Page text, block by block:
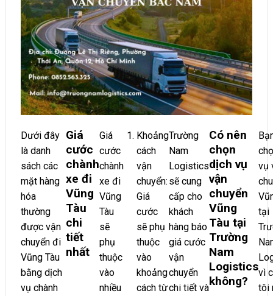
Dưới đây
là danh
sách các
mặt hàng
hóa
thường
được vận
chuyển đi
Vũng Tàu
bằng dịch
vụ chành
Giá
cước
chành
xe đi
Vũng
Tàu
chi
tiết
nhất
Giá
cước
chành
xe đi
Vũng
Tàu
sẽ
phụ
thuộc
vào
nhiều
Khoảng
cách
vận
chuyển:
Giá
cước
sẽ phụ
thuộc
vào
khoảng
cách từ
Trường
Nam
Logistics
sẽ cung
cấp cho
khách
hàng báo
giá cước
vận
chuyển
chi tiết và
Có nên
chọn
dịch vụ
vận
chuyển
Vũng
Tàu tại
Trường
Nam
Logistics
không?
vụ
tại
vì
tôi